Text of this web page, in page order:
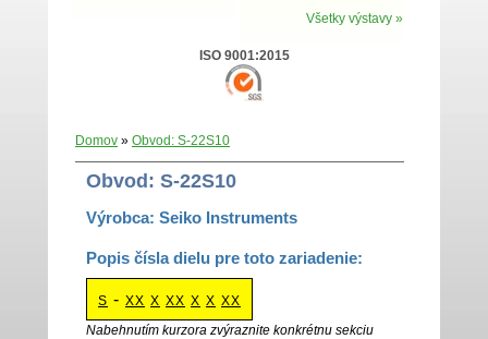
Všetky výstavy »
ISO 9001:2015
Domov » Obvod: S-22S10
Obvod: S-22S10
Výrobca: Seiko Instruments
Popis čísla dielu pre toto zariadenie:
S - XX X XX X X XX
Nabehnutím kurzora zvýraznite konkrétnu sekciu